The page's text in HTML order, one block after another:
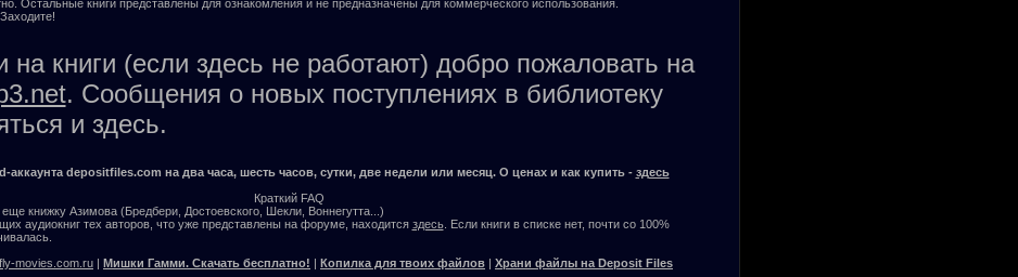
Остальные книги представлены для ознакомления и не предназначены для коммерческого использования.
на книги (если здесь не работают) добро пожаловать на
. Сообщения о новых поступлениях в библиотеку
и здесь.
аккаунта depositfiles.com на два часа, шесть часов, сутки, две недели или месяц. О ценах и как купить - здесь
Краткий FAQ
книжку Азимова (Бредбери, Достоевского, Шекли, Воннегутта...)
аудиокниг тех авторов, что уже представлены на форуме, находится здесь. Если книги в списке нет, почти со 100%
fly-movies.com.ru Мишки Гамми. Скачать бесплатно! Копилка для твоих файлов Храни файлы на Deposit Files